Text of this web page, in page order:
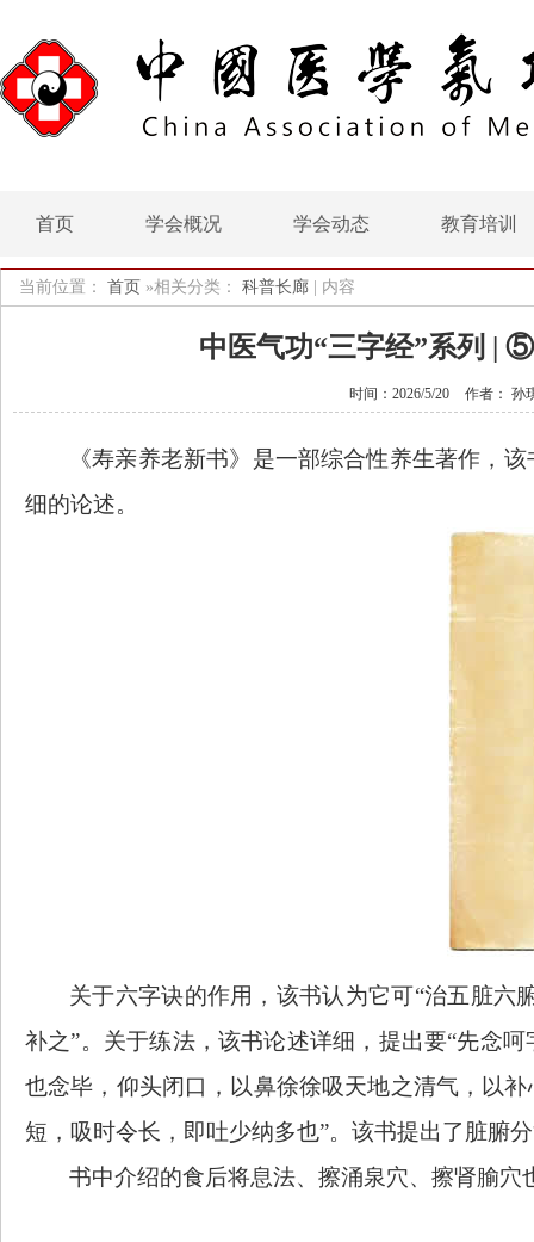
首页 学会概况 学会动态 教育培训
当前位置： 首页 »相关分类： 科普长廊 内容
中医气功“三字经”系列 |
时间：2026/5/20 作者： 孙
《寿亲养老新书》是一部综合性养生著作，
细的论述。
关于六字诀的作用，该书认为它可“治五脏六
补之”。关于练法，该书论述详细，提出要“先念
也念毕，仰头闭口，以鼻徐徐吸天地之清气，以
短，吸时令长，即吐少纳多也”。该书提出了脏腑
书中介绍的食后将息法、擦涌泉穴、擦肾腧穴